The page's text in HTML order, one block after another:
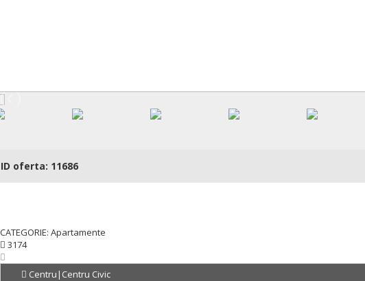
ID oferta: 11686
CATEGORIE: Apartamente
3174
Centru|Centru Civic